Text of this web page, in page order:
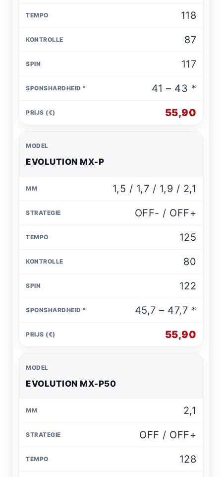
118
87
117
41 – 43 *
55,90
EVOLUTION MX-P
1,5 / 1,7 / 1,9 / 2,1
OFF- / OFF+
125
80
122
45,7 – 47,7 *
55,90
EVOLUTION MX-P50
2,1
OFF / OFF+
128